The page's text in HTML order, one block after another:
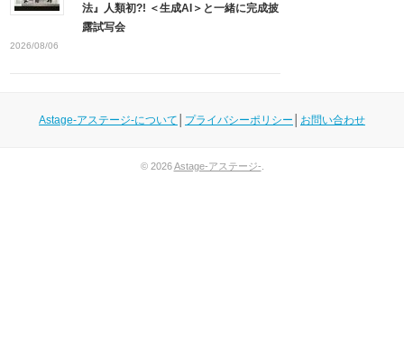
法』人類初?! ＜生成AI＞と一緒に完成披
露試写会
2026/08/06
Astage-アステージ-について プライバシーポリシー お問い合わせ
© 2026Astage-アステージ-